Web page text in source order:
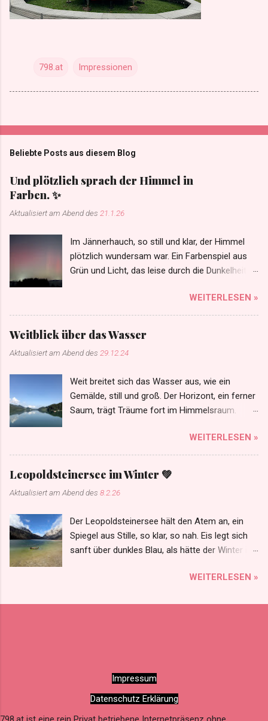
798.at Impressionen
Beliebte Posts aus diesem Blog
Und plötzlich sprach der Himmel in
Farben. ✨
Aktualisiert am Abend des 21.1.26
Im Jännerhauch, so still und klar, der Himmel
plötzlich wundersam war. Ein Farbenspiel aus
Grün und Licht, das leise durch die Dunkelheit
Sterne scheinen näher geh’n. Ein Zauber liegt in
kalter Nacht, von der Natur selbst sanft
entfacht. So zeigt der Winter, unerwartet, wie
Schönheit uns im Stillen wartet. Ein Augenblick,
so rein, so wahr – der Himmel flüstert: Alles ist
WEITERLESEN »
Weitblick über das Wasser
Aktualisiert am Abend des 29.12.24
Weit breitet sich das Wasser aus, wie ein
Gemälde, still und groß. Der Horizont, ein ferner
Saum, trägt Träume fort im Himmelsraum.
WEITERLESEN »
Leopoldsteinersee im Winter 💚
Aktualisiert am Abend des 8.2.26
Der Leopoldsteinersee hält den Atem an, ein
Spiegel aus Stille, so klar, so nah. Eis legt sich
sanft über dunkles Blau, als hätte der Winter ihn
wo der Schnee leise ruht, Silberne Spuren im
gefrorenem Glas, wo Licht durch das Eis seine
der See seine Farben im Eis, jede ein Flüstern,
kalt und zugleich leis. Der Leopoldsteinersee,
WEITERLESEN »
Impressum
Datenschutz Erklärung